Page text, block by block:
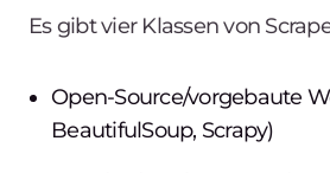
Es gibt vier Klassen von
Open-Source/vorgebaute
BeautifulSoup, Scrapy)